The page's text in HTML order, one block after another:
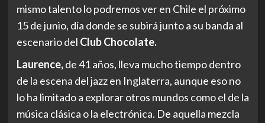
mismo talento lo podremos ver en Chile el próximo
15 de junio, día donde se subirá junto a su banda al
escenario del Club Chocolate.
Laurence,de 41 años, lleva mucho tiempo dentro
de la escena del jazz en Inglaterra, aunque eso no
lo ha limitado a explorar otros mundos como el de la
música clásica o la electrónica. De aquella mezcla